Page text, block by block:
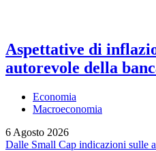
Aspettative di
autorevole della
Economia
Macroeconomia
6 Agosto 2026
Dalle Small Cap indicazioni sulle